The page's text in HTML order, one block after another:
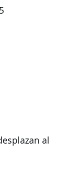
al